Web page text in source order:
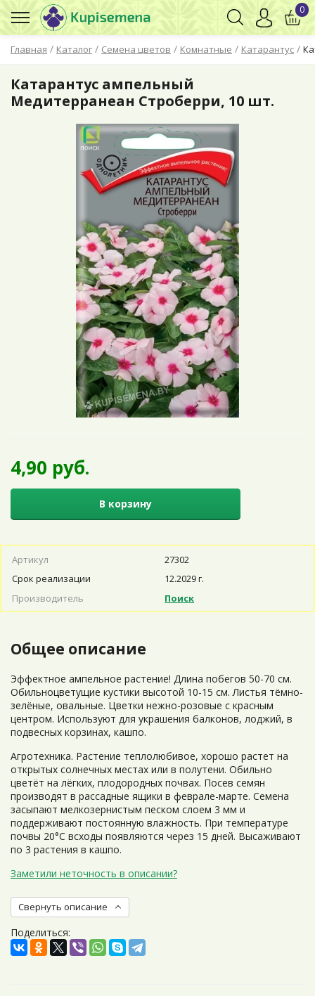
Главная / Каталог / Семена цветов / Комнатные / Катарантус /
0
Катарантус ампельный
Медитерранеан Строберри, 10 шт.
4,90 руб.
В корзину
Артикул
27302
Срок реализации
12.2029 г.
Производитель
Поиск
Общее описание
Эффектное ампельное растение! Длина побегов 50-70 см.
Обильноцветущие кустики высотой 10-15 см. Листья тёмно-
зелёные, овальные. Цветки нежно-розовые с красным
центром. Используют для украшения балконов, лоджий, в
подвесных корзинах, кашпо.
Агротехника. Растение теплолюбивое, хорошо растет на
открытых солнечных местах или в полутени. Обильно
цветёт на лёгких, плодородных почвах. Посев семян
производят в рассадные ящики в феврале-марте. Семена
засыпают мелкозернистым песком слоем 3 мм и
поддерживают постоянную влажность. При температуре
почвы 20°C всходы появляются через 15 дней. Высаживают
по 3 растения в кашпо.
Заметили неточность в описании?
Свернуть описание
Поделиться: